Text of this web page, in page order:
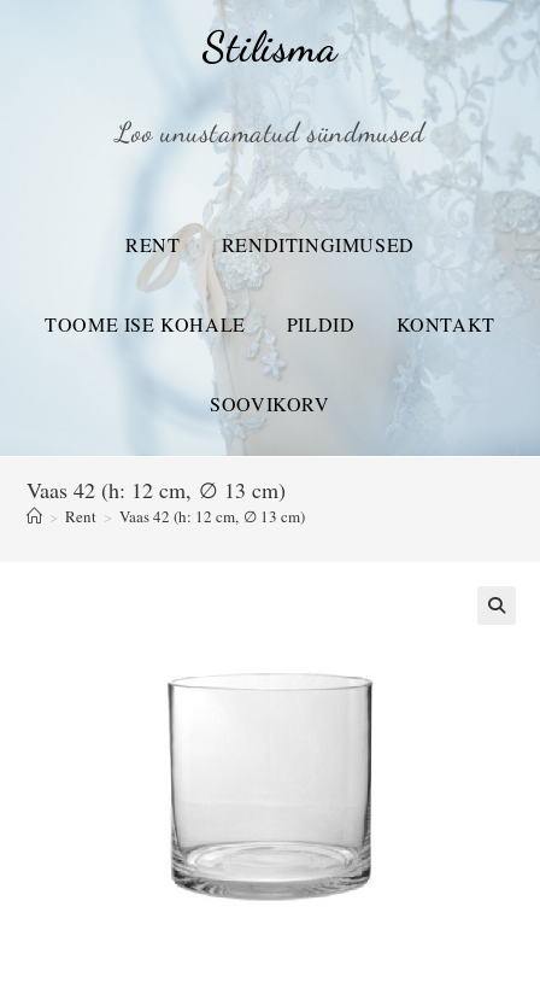
Stilisma
Loo unustamatud sündmused
RENT RENDITINGIMUSED
TOOME ISE KOHALE PILDID KONTAKT
SOOVIKORV
Vaas 42 (h: 12 cm, ∅ 13 cm)
> Rent > Vaas 42 (h: 12 cm, ∅ 13 cm)